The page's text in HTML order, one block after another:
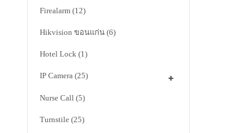
Firealarm (12)
Hikvision ขอนแก่น (6)
Hotel Lock (1)
IP Camera (25)
Nurse Call (5)
Turnstile (25)